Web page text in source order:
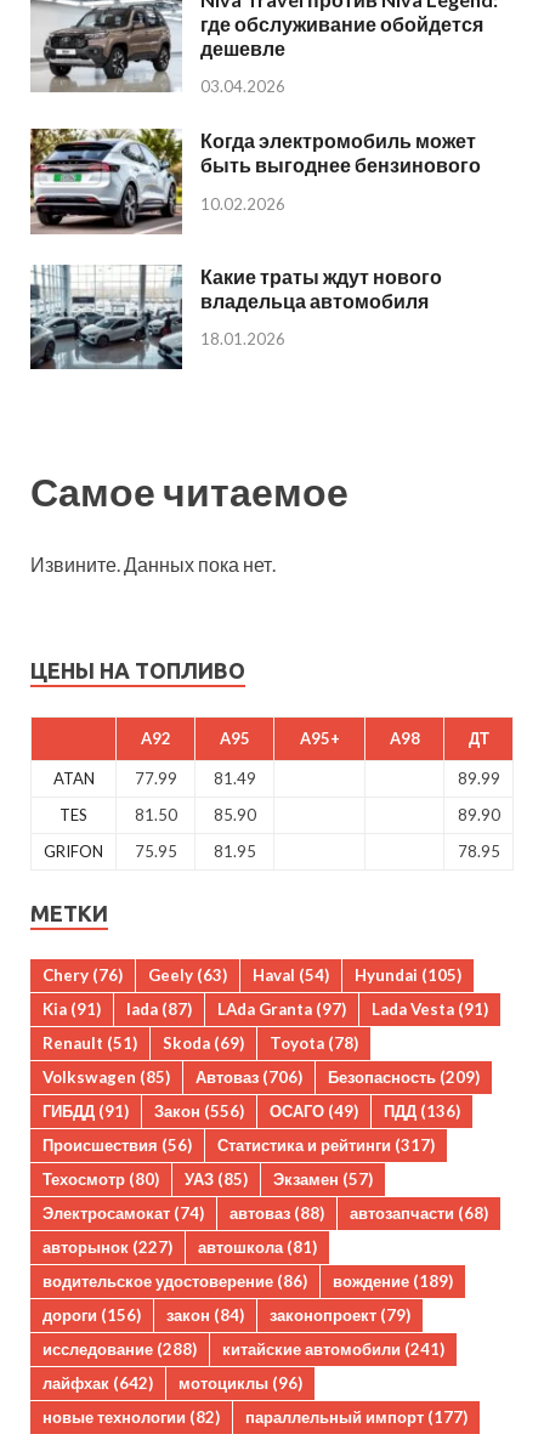
где обслуживание обойдется
дешевле
03.04.2026
Когда электромобиль может
быть выгоднее бензинового
10.02.2026
Какие траты ждут нового
владельца автомобиля
18.01.2026
Самое читаемое
Извините. Данных пока нет.
ЦЕНЫ НА ТОПЛИВО
A92 A95 A95+ A98 ДТ
ATAN 77.99 81.49
89.99
TES
81.50 85.90
89.90
GRIFON
75.95 81.95 78.95
МЕТКИ
Chery (76) Geely (63) Haval (54) Hyundai (105)
Kia (91) lada (87) LAda Granta (97) Lada Vesta (91)
Renault (51) Skoda (69) Toyota (78)
Volkswagen (85) Автоваз (706) Безопасность (209)
ГИБДД (91) Закон (556) ОСАГО (49) ПДД (136)
Происшествия (56) Статистика и рейтинги (317)
Техосмотр (80) УАЗ (85) Экзамен (57)
Электросамокат (74) автоваз (88) автозапчасти (68)
авторынок (227) автошкола(81)
водительское удостоверение (86) вождение (189)
дороги (156) закон (84) законопроект (79)
исследование (288) китайские автомобили (241)
лайфхак (642) мотоциклы (96)
новые технологии (82) параллельный импорт (177)